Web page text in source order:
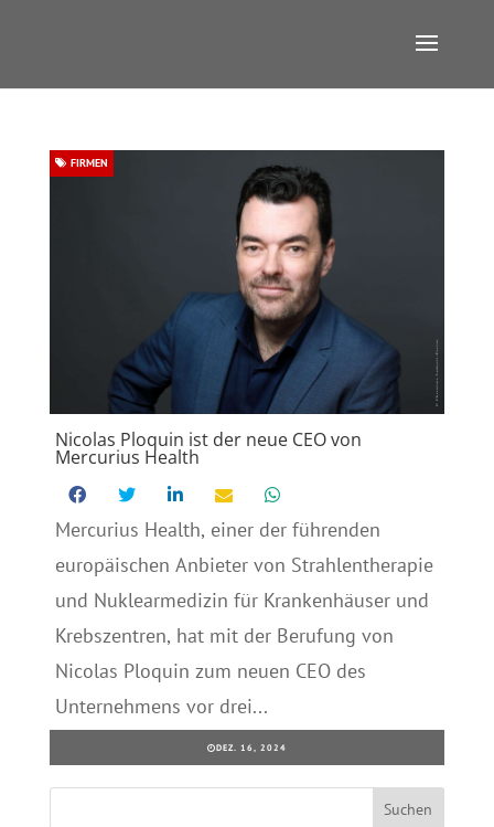
Nicolas Ploquin ist der neue CEO von
Mercurius Health
FIRMEN
Mercurius Health, einer der führenden
europäischen Anbieter von Strahlentherapie
und Nuklearmedizin für Krankenhäuser und
Krebszentren, hat mit der Berufung von
Nicolas Ploquin zum neuen CEO des
Unternehmens vor drei...
DEZ. 16, 2024